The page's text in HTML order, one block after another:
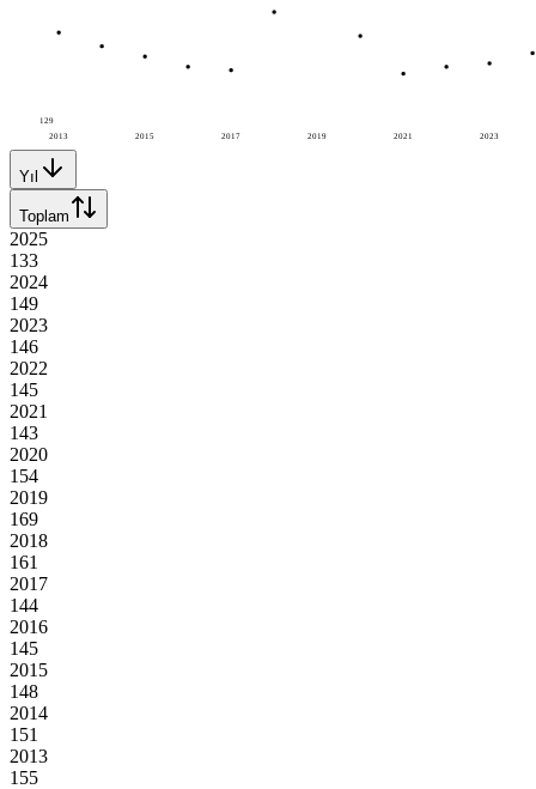
2013 2015 2017 2019 2021 2023
129
Yıl
Toplam
2025
133
2024
149
2023
146
2022
145
2021
143
2020
154
2019
169
2018
161
2017
144
2016
145
2015
148
2014
151
2013
155